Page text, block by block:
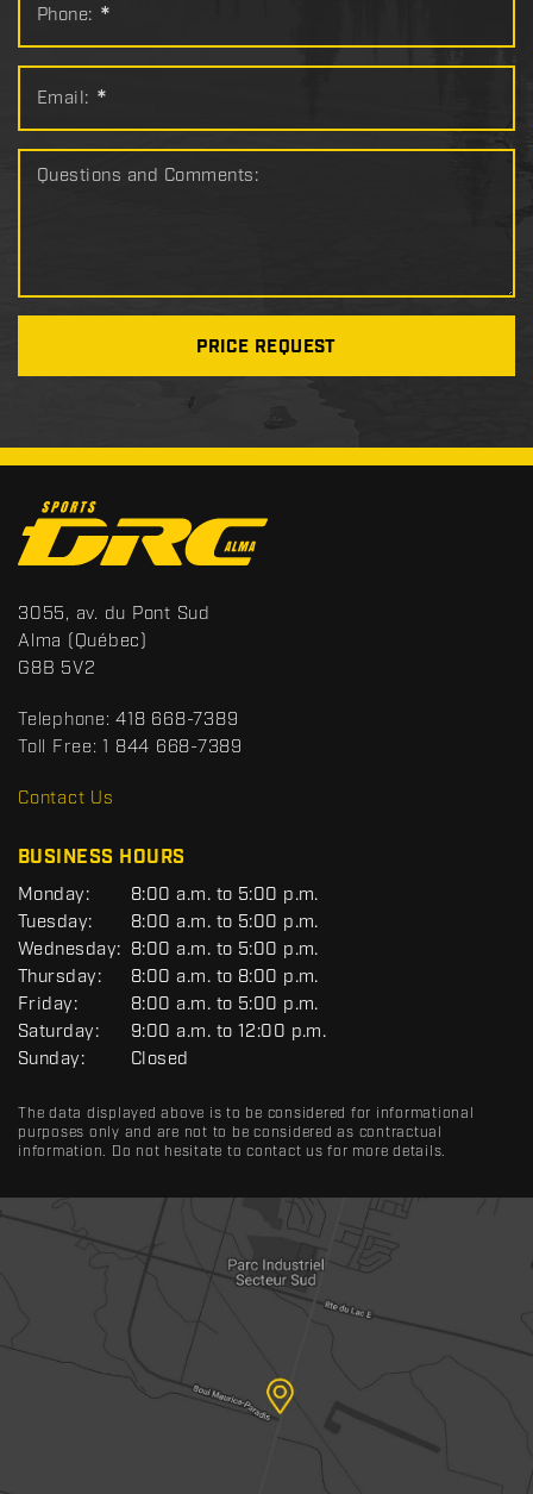
Phone: *
Email: *
Questions and Comments:
PRICE REQUEST
o
n
t
a
c
t
S
p
o
t
s
R
3055, av. du Pont Sud
Alma (Québec)
G8B 5V2
Telephone: 418 668-7389
Toll Free: 1 844 668-7389
Contact Us
BUSINESS HOURS
G
E
N
E
R
A
L
Monday:
8:00 a.m. to 5:00 p.m.
Tuesday:
8:00 a.m. to 5:00 p.m.
Wednesday: 8:00 a.m. to 5:00 p.m.
Thursday:
8:00 a.m. to 8:00 p.m.
Friday:
8:00 a.m. to 5:00 p.m.
Saturday:
9:00 a.m. to 12:00 p.m.
Sunday:
Closed
The data displayed above is to be considered for informational
purposes only and are not to be considered as contractual
information. Do not hesitate to contact us for more details.